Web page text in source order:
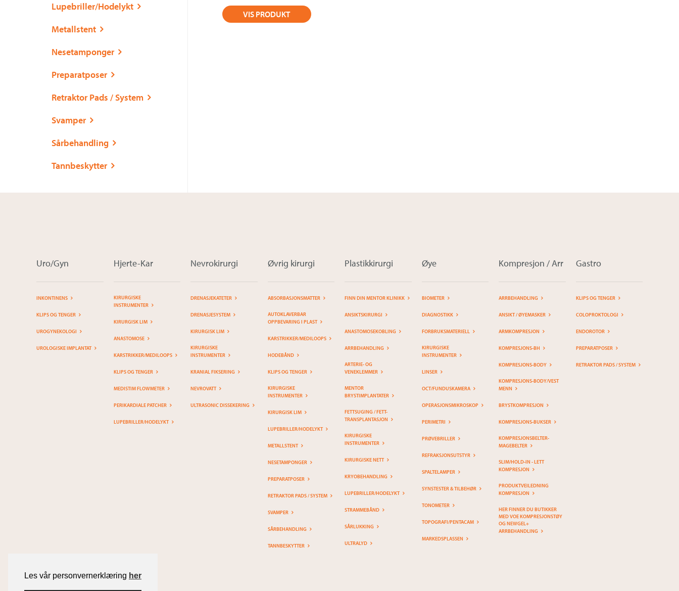
Les vår personvernerklæring her
Lupebriller/Hodelykt
Metallstent
Nesetamponger
Preparatposer
Retraktor Pads / System
Svamper
Sårbehandling
Tannbeskytter
VIS PRODUKT
Uro/Gyn
INKONTINENS
KLIPS OG TENGER
UROGYNEKOLOGI
UROLOGISKE IMPLANTAT
Hjerte-Kar
KIRURGISKE
INSTRUMENTER
KIRURGISK LIM
ANASTOMOSE
KARSTRIKKER/MEDILOOPS
KLIPS OG TENGER
MEDISTIM FLOWMETER
PERIKARDIALE PATCHER
LUPEBRILLER/HODELYKT
Nevrokirurgi
DRENASJEKATETER
DRENASJESYSTEM
KIRURGISK LIM
KIRURGISKE
INSTRUMENTER
KRANIAL FIKSERING
NEVROVATT
ULTRASONIC DISSEKERING
Øvrig kirurgi
ABSORBASJONSMATTER
AUTOKLAVERBAR
OPPBEVARING I PLAST
KARSTRIKKER/MEDILOOPS
HODEBÅND
KLIPS OG TENGER
KIRURGISKE
INSTRUMENTER
KIRURGISK LIM
LUPEBRILLER/HODELYKT
METALLSTENT
NESETAMPONGER
PREPARATPOSER
RETRAKTOR PADS / SYSTEM
SVAMPER
SÅRBEHANDLING
TANNBESKYTTER
Plastikkirurgi
FINN DIN MENTOR KLINIKK
ANSIKTSKIRURGI
ANASTOMOSEKOBLING
ARRBEHANDLING
ARTERIE- OG
VENEKLEMMER
MENTOR
BRYSTIMPLANTATER
FETTSUGING / FETT-
TRANSPLANTASJON
KIRURGISKE
INSTRUMENTER
KIRURGISKE NETT
KRYOBEHANDLING
LUPEBRILLER/HODELYKT
STRAMMEBÅND
SÅRLUKKING
ULTRALYD
Øye
BIOMETER
DIAGNOSTIKK
FORBRUKSMATERIELL
KIRURGISKE
INSTRUMENTER
LINSER
OCT/FUNDUSKAMERA
OPERASJONSMIKROSKOP
PERIMETRI
PRØVEBRILLER
REFRAKSJONSUTSTYR
SPALTELAMPER
SYNSTESTER & TILBEHØR
TONOMETER
TOPOGRAFI/PENTACAM
MARKEDSPLASSEN
Kompresjon / Arr
ARRBEHANDLING
ANSIKT / ØYEMASKER
ARMKOMPRESJON
KOMPRESJONS-BH
KOMPRESJONS-BODY
KOMPRESJONS-BODY/VEST
MENN
BRYSTKOMPRESJON
KOMPRESJONS-BUKSER
KOMPRESJONSBELTER-
MAGEBELTER
SLIM/HOLD-IN - LETT
KOMPRESJON
PRODUKTVEILEDNING
KOMPRESJON
HER FINNER DU BUTIKKER
MED VOE KOMPRESJONSTØY
OG NEWGEL+
ARRBEHANDLING
Gastro
KLIPS OG TENGER
COLOPROKTOLOGI
ENDOROTOR
PREPARATPOSER
RETRAKTOR PADS / SYSTEM